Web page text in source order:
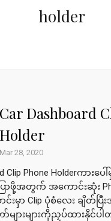
holder
Car Dashboard
Holder
Mar 28, 2020
Clip Phone Holderကားပ
ြောဖို့အတွက် အကောင်းဆုံး
ာင်းမှာ Clip ပုံစံလေး ချိတ်ပြီ
ာ်များများကိုညှပ်ထားနိုင်